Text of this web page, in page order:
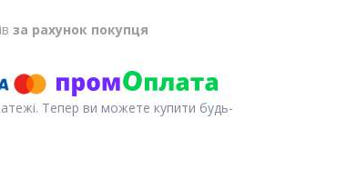
за рахунок покупця
Тепер ви можете купити будь-